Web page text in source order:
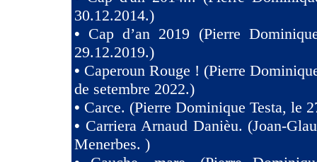
30.12.2014.)
• Cap d’an 2019 (Pierre
29.12.2019.)
• Caperoun Rouge ! (Pierre
de setembre 2022.)
• Carce. (Pierre Dominique Testa, le
• Carriera Arnaud Danièu. (Joan-
Menerbes. )